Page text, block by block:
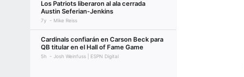
Los Patriots liberaron al ala cerrada
Austin Seferian-Jenkins
7y Mike Reiss
Cardinals confiarán en Carson Beck para
QB titular en el Hall of Fame Game
5h Josh Weinfuss | ESPN Digital